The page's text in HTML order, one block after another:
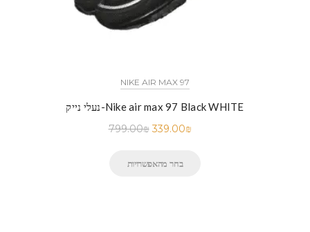
NIKE AIR MAX 97
נעלי נייק-Nike air max 97 Black WHITE
799.00₪ 339.00₪
בחר מהאפשרויות